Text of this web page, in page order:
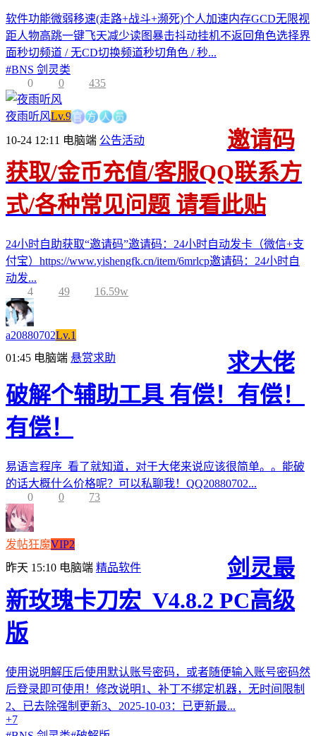
软件功能微弱移速(走路+战斗+濒死)个人加速内存GCD无限视
距人物高跳一键飞天减少读图暴击抖动挂机不返回角色选择界
面秒切频道 / 无CD切换频道秒切角色 / 秒...
#BNS 剑灵类
0
0 435
夜雨听风Lv.9官方人员
10-24 12:11 电脑端 公告活动
邀请码
获取/金币充值/客服QQ联系方
式/各种常见问题 请看此贴
24小时自助获取“邀请码”邀请码：24小时自动发卡（微信+支
付宝）https://www.yishengfk.cn/item/6mrlcp邀请码：24小时自
动发...
4
49 16.59w
a20880702Lv.1
01:45 电脑端 悬赏求助
求大佬
破解个辅助工具 有偿！有偿！
有偿！
易语言程序 看了就知道，对于大佬来说应该很简单。。能破
的话大概什么价格呢？可以私聊我！QQ20880702...
0
0 73
发帖狂魔VIP2
昨天 15:10 电脑端 精品软件
剑灵最
新玫瑰卡刀宏_V4.8.2 PC高级
版
使用说明解压后使用默认账号密码，或者随便输入账号密码然
后登录即可使用！修改说明1、补丁不绑定机器，无时间限制
2、已去除强制更新3、2025-10-03：已更新最...
+7